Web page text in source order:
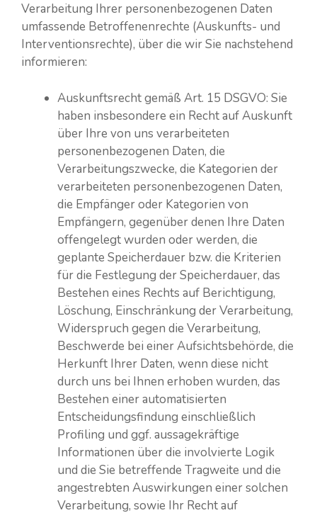
Verarbeitung Ihrer personenbezogenen Daten
umfassende Betroffenenrechte (Auskunfts- und
Interventionsrechte), über die wir Sie nachstehend
informieren:
Auskunftsrecht gemäß Art. 15 DSGVO: Sie
haben insbesondere ein Recht auf Auskunft
über Ihre von uns verarbeiteten
personenbezogenen Daten, die
Verarbeitungszwecke, die Kategorien der
verarbeiteten personenbezogenen Daten,
die Empfänger oder Kategorien von
Empfängern, gegenüber denen Ihre Daten
offengelegt wurden oder werden, die
geplante Speicherdauer bzw. die Kriterien
für die Festlegung der Speicherdauer, das
Bestehen eines Rechts auf Berichtigung,
Löschung, Einschränkung der Verarbeitung,
Widerspruch gegen die Verarbeitung,
Beschwerde bei einer Aufsichtsbehörde, die
Herkunft Ihrer Daten, wenn diese nicht
durch uns bei Ihnen erhoben wurden, das
Bestehen einer automatisierten
Entscheidungsfindung einschließlich
Profiling und ggf. aussagekräftige
Informationen über die involvierte Logik
und die Sie betreffende Tragweite und die
angestrebten Auswirkungen einer solchen
Verarbeitung, sowie Ihr Recht auf